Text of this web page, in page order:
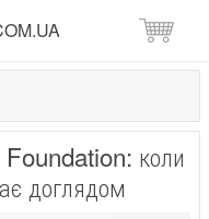
коли
доглядом